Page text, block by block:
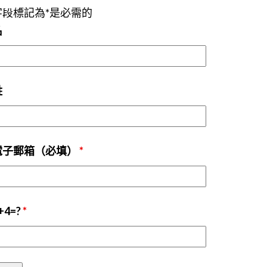
段標記為*是必需的
郵箱（必填） *
*